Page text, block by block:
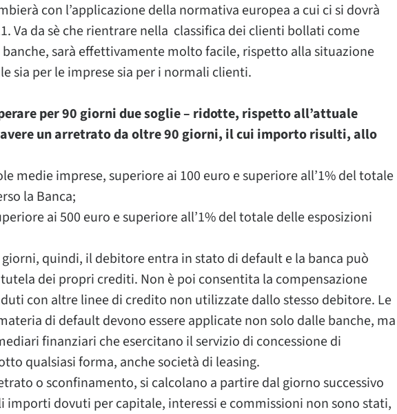
con l’applicazione della normativa europea a cui ci si dovrà
Va da sè che rientrare nella classifica dei clienti bollati come
sarà effettivamente molto facile, rispetto alla situazione
sia per le imprese sia per i normali clienti.
per 90 giorni due soglie – ridotte, rispetto all’attuale
un arretrato da oltre 90 giorni, il cui importo risulti, allo
medie imprese, superiore ai 100 euro e superiore all’1% del totale
la Banca;
ai 500 euro e superiore all’1% del totale delle esposizioni
giorni, quindi, il debitore entra in stato di default e la banca può
dei propri crediti. Non è poi consentita la compensazione
con altre linee di credito non utilizzate dallo stesso debitore. Le
di default devono essere applicate non solo dalle banche, ma
finanziari che esercitano il servizio di concessione di
qualsiasi forma, anche società di leasing.
o sconfinamento, si calcolano a partire dal giorno successivo
importi dovuti per capitale, interessi e commissioni non sono stati,